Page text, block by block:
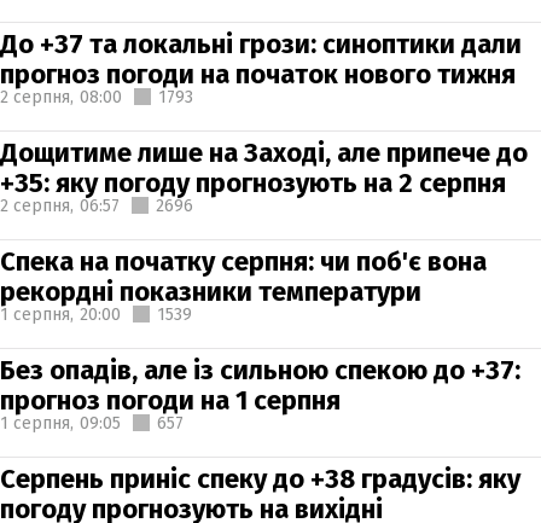
До +37 та локальні грози: синоптики дали
прогноз погоди на початок нового тижня
2 серпня, 08:00 1793
Дощитиме лише на Заході, але припече до
+35: яку погоду прогнозують на 2 серпня
2 серпня, 06:57 2696
Спека на початку серпня: чи поб'є вона
рекордні показники температури
1 серпня, 20:00 1539
Без опадів, але із сильною спекою до +37:
прогноз погоди на 1 серпня
1 серпня, 09:05 657
Серпень приніс спеку до +38 градусів: яку
погоду прогнозують на вихідні